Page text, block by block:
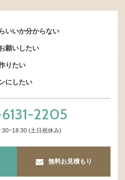
いいか分からない
願いしたい
りたい
にしたい
2205
(土日祝休み)
無料お見積もり